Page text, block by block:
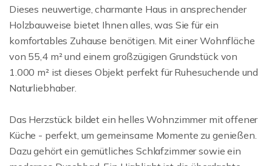
Dieses neuwertige, charmante Haus in ansprechender
Holzbauweise bietet Ihnen alles, was Sie für ein
komfortables Zuhause benötigen. Mit einer Wohnfläche
von 55,4 m² und einem großzügigen Grundstück von
1.000 m² ist dieses Objekt perfekt für Ruhesuchende und
Naturliebhaber.
Das Herzstück bildet ein helles Wohnzimmer mit offener
Küche - perfekt, um gemeinsame Momente zu genießen.
Dazu gehört ein gemütliches Schlafzimmer sowie ein